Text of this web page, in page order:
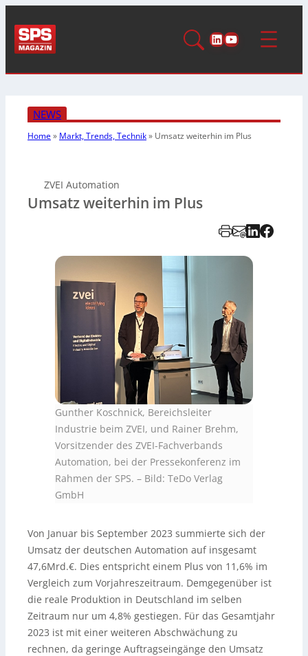
LinkedIn
YouTube
NEWS
Home» Markt, Trends, Technik» Umsatz weiterhin im Plus
ZVEI Automation
Umsatz weiterhin im Plus
Gunther Koschnick, Bereichsleiter
Industrie beim ZVEI, und Rainer Brehm,
Vorsitzender des ZVEI-Fachverbands
Automation, bei der Pressekonferenz im
Rahmen der SPS. – Bild: TeDo Verlag
GmbH
Von Januar bis September 2023 summierte sich der
Umsatz der deutschen Automation auf insgesamt
47,6Mrd.€. Dies entspricht einem Plus von 11,6% im
Vergleich zum Vorjahreszeitraum. Demgegenüber ist
die reale Produktion in Deutschland im selben
Zeitraum nur um 4,8% gestiegen. Für das Gesamtjahr
2023 ist mit einer weiteren Abschwächung zu
rechnen, da geringe Auftragseingänge den Umsatz